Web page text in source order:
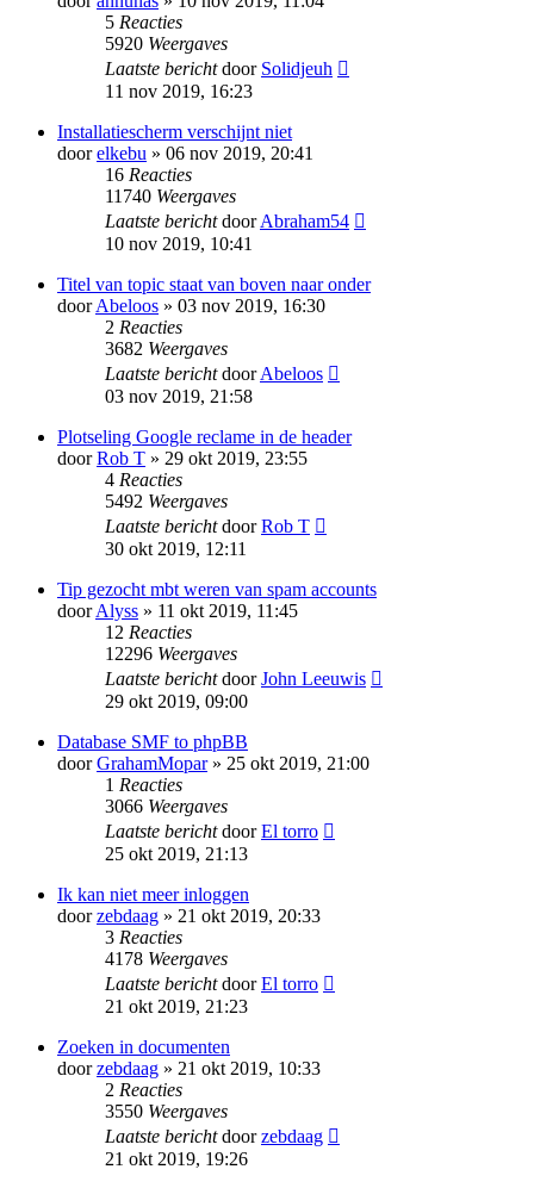
5 Reacties
5920 Weergaves
Laatste berichtdoor Solidjeuh
11 nov 2019, 16:23
Installatiescherm verschijnt niet
doorelkebu » 06 nov 2019, 20:41
16 Reacties
11740 Weergaves
Laatste berichtdoorAbraham54
10 nov 2019, 10:41
Titel van topic staat van boven naar onder
doorAbeloos » 03 nov 2019, 16:30
2 Reacties
3682 Weergaves
Laatste berichtdoorAbeloos
03 nov 2019, 21:58
Plotseling Google reclame in de header
doorRob T » 29 okt 2019, 23:55
4 Reacties
5492 Weergaves
Laatste berichtdoorRob T
30 okt 2019, 12:11
Tip gezocht mbt weren van spam accounts
doorAlyss » 11 okt 2019, 11:45
12 Reacties
12296 Weergaves
Laatste berichtdoorJohn Leeuwis
29 okt 2019, 09:00
Database SMF to phpBB
doorGrahamMopar» 25 okt 2019, 21:00
1 Reacties
3066 Weergaves
Laatste berichtdoorEl torro
25 okt 2019, 21:13
Ik kan niet meer inloggen
doorzebdaag » 21 okt 2019, 20:33
3 Reacties
4178 Weergaves
Laatste berichtdoorEl torro
21 okt 2019, 21:23
Zoeken in documenten
doorzebdaag » 21 okt 2019, 10:33
2 Reacties
3550 Weergaves
Laatste berichtdoorzebdaag
21 okt 2019, 19:26